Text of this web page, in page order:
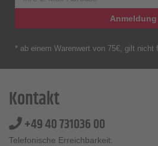
Anmeldung
* ab einem Warenwert von 75€, gilt nicht
Kontakt
+49 40 731036 00
Telefonische Erreichbarkeit: